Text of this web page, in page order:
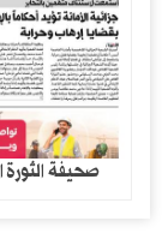
صحيفة الثورة الاثنين 27 صفر